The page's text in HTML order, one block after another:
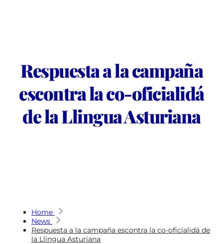
Respuesta a la campaña
escontra la co-oficialidá
de la Llingua Asturiana
Home
News
Respuesta a la campaña escontra la co-oficialidá de
la Llingua Asturiana